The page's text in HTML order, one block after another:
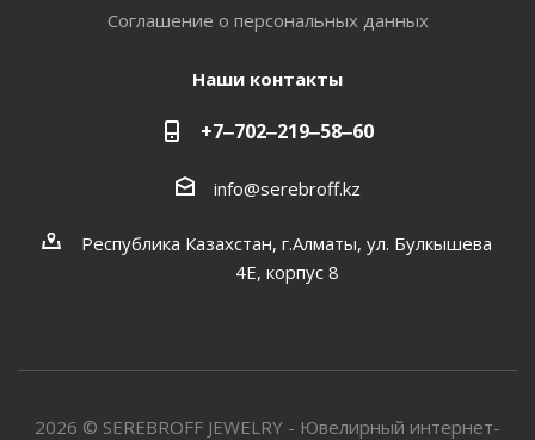
Соглашение о персональных данных
Наши контакты
+7‒702‒219‒58‒60
info@serebroff.kz
Республика Казахстан, г.Алматы, ул. Булкышева
4Е, корпус 8
2026 © SEREBROFF JEWELRY - Ювелирный интернет-